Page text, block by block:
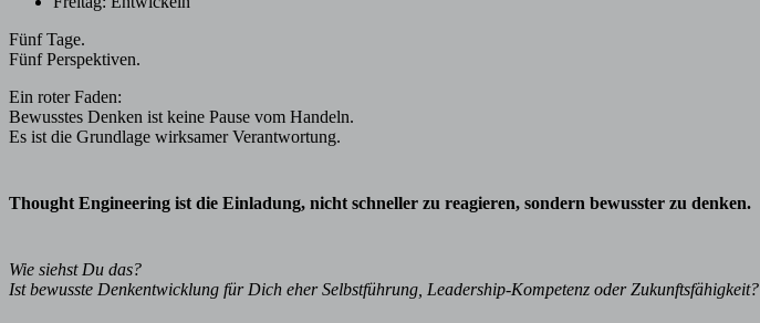
Fünf Tage.
Fünf Perspektiven.
Ein roter Faden:
Bewusstes Denken ist keine Pause vom Handeln.
Es ist die Grundlage wirksamer Verantwortung.
Thought Engineering ist die Einladung, nicht schneller zu reagieren, sondern bewusster zu denken.
Wie siehst Du das?
Ist bewusste Denkentwicklung für Dich eher Selbstführung, Leadership-Kompetenz oder Zukunftsfähigkeit?